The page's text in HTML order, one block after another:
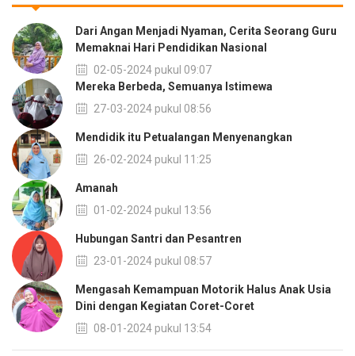
Dari Angan Menjadi Nyaman, Cerita Seorang Guru
Memaknai Hari Pendidikan Nasional
02-05-2024 pukul 09:07
Mereka Berbeda, Semuanya Istimewa
27-03-2024 pukul 08:56
Mendidik itu Petualangan Menyenangkan
26-02-2024 pukul 11:25
Amanah
01-02-2024 pukul 13:56
Hubungan Santri dan Pesantren
23-01-2024 pukul 08:57
Mengasah Kemampuan Motorik Halus Anak Usia
Dini dengan Kegiatan Coret-Coret
08-01-2024 pukul 13:54